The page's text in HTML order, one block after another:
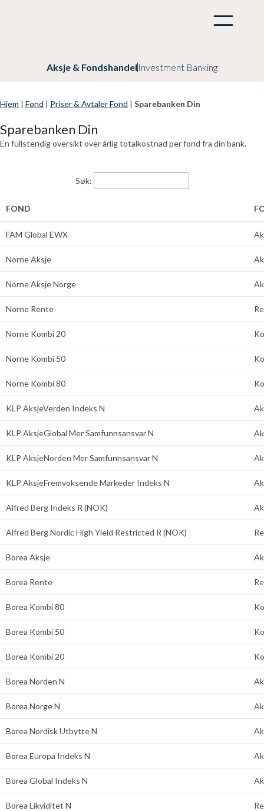
Aksje & Fondshandel Investment Banking
Hjem | Fond | Priser & Avtaler Fond | Sparebanken Din
Sparebanken Din
En fullstendig oversikt over årlig totalkostnad per fond fra din bank.
Søk:
FOND
FAM Global EWX
Norne Aksje
Norne Aksje Norge
Norne Rente
Norne Kombi 20
Norne Kombi 50
Norne Kombi 80
KLP AksjeVerden Indeks N
KLP AksjeGlobal Mer Samfunnsansvar N
KLP AksjeNorden Mer Samfunnsansvar N
KLP AksjeFremvoksende Markeder Indeks N
Alfred Berg Indeks R (NOK)
Alfred Berg Nordic High Yield Restricted R (NOK)
Borea Aksje
Borea Rente
Borea Kombi 80
Borea Kombi 50
Borea Kombi 20
Borea Norden N
Borea Norge N
Borea Nordisk Utbytte N
Borea Europa Indeks N
Borea Global Indeks N
Borea Likviditet N